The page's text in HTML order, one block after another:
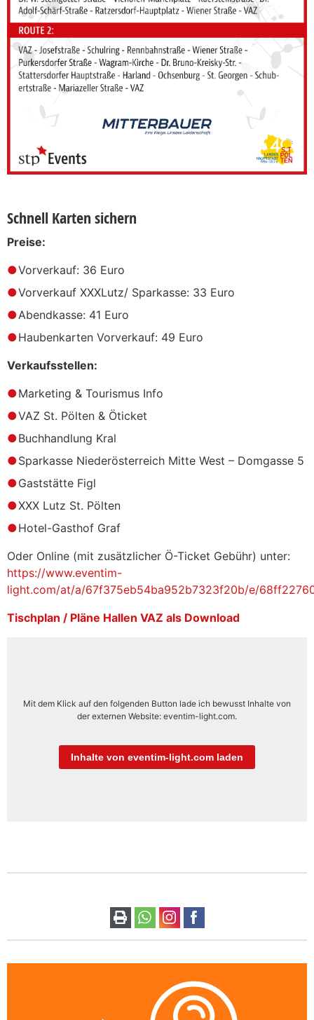
Schnell Karten sichern
Preise:
Vorverkauf: 36 Euro
Vorverkauf XXXLutz/ Sparkasse: 33 Euro
Abendkasse: 41 Euro
Haubenkarten Vorverkauf: 49 Euro
Verkaufsstellen:
Marketing & Tourismus Info
VAZ St. Pölten & Öticket
Buchhandlung Kral
Sparkasse Niederösterreich Mitte West – Domgasse 5
Gaststätte Figl
XXX Lutz St. Pölten
Hotel-Gasthof Graf
Oder Online (mit zusätzlicher Ö-Ticket Gebühr) unter:
https://www.eventim-
light.com/at/a/67f375eb54ba952b7323f20b/e/
Tischplan / Pläne Hallen VAZ als Download
Mit dem Klick auf den folgenden Button lade ich bewusst Inhalte von
der externen Website: eventim-light.com.
Inhalte von eventim-light.com laden